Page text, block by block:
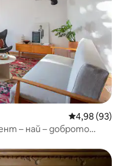
Средна
4,98 (93)
– най – доброто